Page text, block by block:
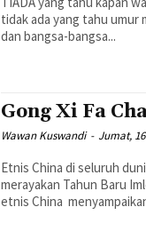
tidak ada yang tahu umur
dan bangsa-bangsa...
Gong Xi Fa
Wawan Kuswandi - Jumat,
Etnis China di seluruh
merayakan Tahun Baru
etnis China